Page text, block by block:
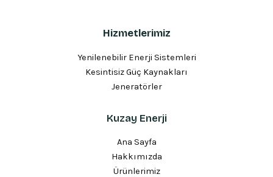
Hizmetlerimiz
Yenilenebilir Enerji Sistemleri
Kesintisiz Güç Kaynakları
Jeneratörler
Kuzay Enerji
Ana Sayfa
Hakkımızda
Ürünlerimiz